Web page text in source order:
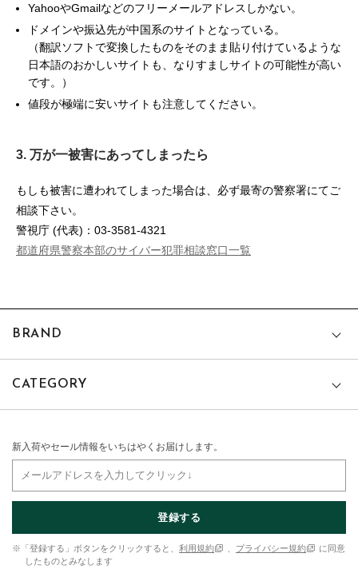
YahooやGmailなどのフリーメールアドレスしかない。
ドメインや振込先が中国系のサイトとなっている。
（翻訳ソフトで変換したものをそのまま貼り付けているような
日本語のおかしいサイトも、なりすましサイトの可能性が高い
です。）
値段が極端に安いサイトも注意してください。
3. 万が一被害にあってしまったら
もしも被害に遭われてしまった場合は、必ず最寄の警察署にてご
相談下さい。
警視庁 (代表)：03-3581-4321
都道府県警察本部のサイバー犯罪相談窓口一覧
BRAND
CATEGORY
新入荷やセール情報をいちはやくお届けします。
登録する
※「登録する」ボタンをクリックすると、 利用規約 プライバシー規約
に同意
したものとみなします